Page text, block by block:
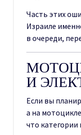
Часть этих
Израиле
в очереди,
И
Если вы
а на
что категории